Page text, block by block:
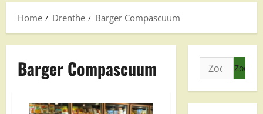
Home
Drenthe Barger Compascuum
Barger Compascuum
Zoeken
naar: